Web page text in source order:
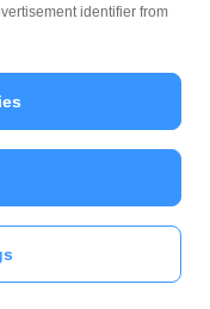
identifier from